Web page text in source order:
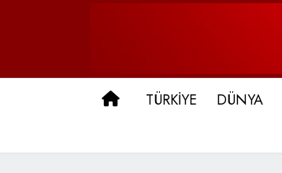
ANA SAYFA
TÜRKİYE DÜNYA